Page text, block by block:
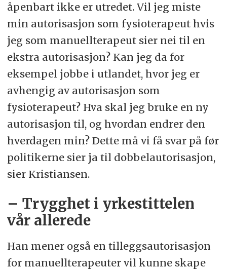
åpenbart ikke er utredet. Vil jeg miste
min autorisasjon som fysioterapeut hvis
jeg som manuellterapeut sier nei til en
ekstra autorisasjon? Kan jeg da for
eksempel jobbe i utlandet, hvor jeg er
avhengig av autorisasjon som
fysioterapeut? Hva skal jeg bruke en ny
autorisasjon til, og hvordan endrer den
hverdagen min? Dette må vi få svar på før
politikerne sier ja til dobbelautorisasjon,
sier Kristiansen.
– Trygghet i yrkestittelen
vår allerede
Han mener også en tilleggsautorisasjon
for manuellterapeuter vil kunne skape